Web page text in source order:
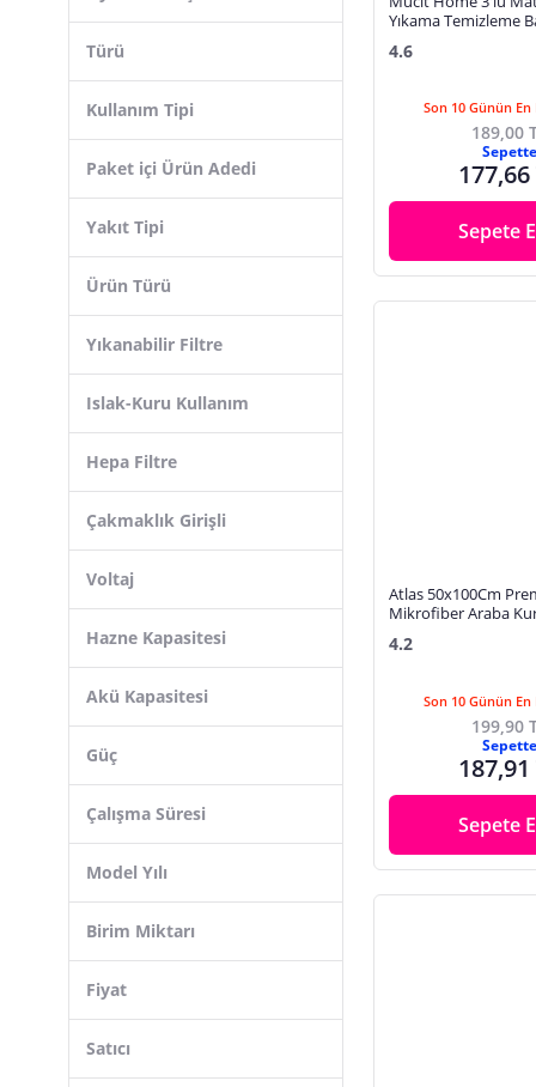
Oto Yıkama Aksesuarları
Oto Yıkama Şampuan
Polyester Macun
Radyatör Temizleyiciler
Tampon Parlatıcı ve Temizleyiciler
Bosch
Selsil
Fakir
Türü
Kullanım Tipi
Paket içi Ürün Adedi
Yakıt Tipi
Ürün Türü
Yıkanabilir Filtre
Islak-Kuru Kullanım
Hepa Filtre
Çakmaklık Girişli
Voltaj
Hazne Kapasitesi
Akü Kapasitesi
Güç
Çalışma Süresi
Model Yılı
Birim Miktarı
Fiyat
Satıcı
Yıkama Temizleme
Fırçası Seti
4.6
Son 10 Günün En
189,00
Sepette
177,66
Sepete
Atlas 50x100Cm
Mikrofiber Araba
Kurulama Havlusu
4.2
Son 10 Günün En
199,90
Sepette
187,91
Sepete